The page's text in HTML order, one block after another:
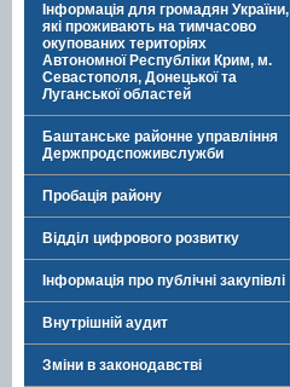
Інформація для громадян України,
які проживають на тимчасово
окупованих територіях
Автономної Республіки Крим, м.
Севастополя, Донецької та
Луганської областей
Баштанське районне управління
Держпродспоживслужби
Пробація району
Відділ цифрового розвитку
Інформація про публічні закупівлі
Внутрішній аудит
Зміни в законодавстві